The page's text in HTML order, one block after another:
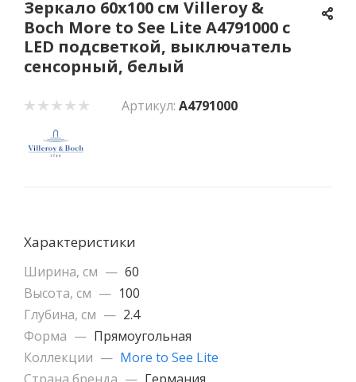
Зеркало 60х100 см Villeroy &
Boch More to See Lite A4791000 с
LED подсветкой, выключатель
сенсорный, белый
Артикул: A4791000
Характеристики
Ширина, см — 60
Высота, см — 100
Глубина, см — 2.4
Форма — Прямоугольная
Коллекции — More to See Lite